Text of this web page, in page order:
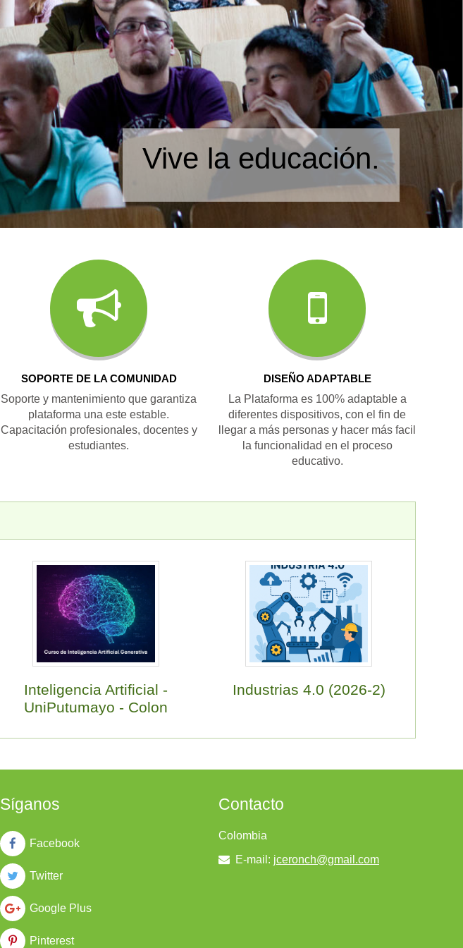
Vive la educación.
SOPORTE DE LA COMUNIDAD
Soporte y mantenimiento que garantiza
plataforma una este estable.
Capacitación profesionales, docentes y
estudiantes.
DISEÑO ADAPTABLE
La Plataforma es 100% adaptable a
diferentes dispositivos, con el fin de
llegar a más personas y hacer más facil
la funcionalidad en el proceso
educativo.
Inteligencia Artificial -
UniPutumayo - Colon
Industrias 4.0 (2026-2)
Síganos
Facebook
Twitter
Google Plus
Pinterest
Contacto
Colombia
E-mail: jceronch@gmail.com